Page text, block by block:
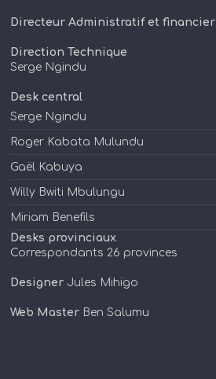
Directeur Administratif et financier
Direction Technique
Serge Ngindu
Desk central
Serge Ngindu
Roger Kabata Mulundu
Gaël Kabuya
Willy Bwiti Mbulungu
Miriam Benefils
Desks provinciaux
Correspondants 26 provinces
Designer Jules Mihigo
Web Master Ben Salumu